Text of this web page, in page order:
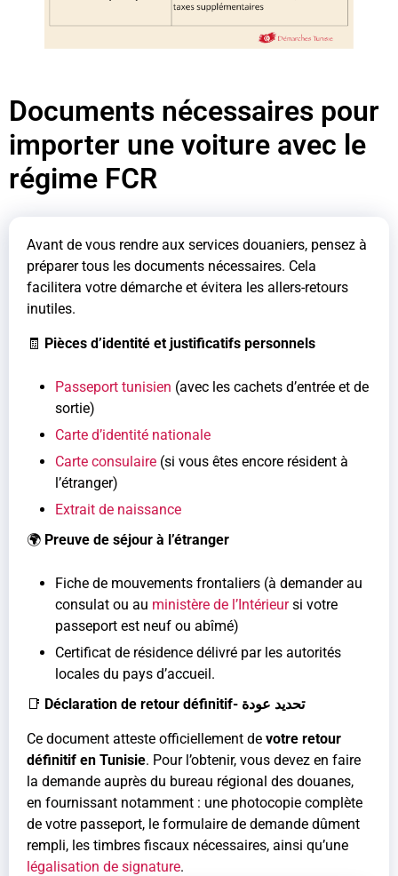
Documents nécessaires pour
importer une voiture avec le
régime FCR
Avant de vous rendre aux services douaniers, pensez à
préparer tous les documents nécessaires. Cela
facilitera votre démarche et évitera les allers-retours
inutiles.
🧾 Pièces d’identité et justificatifs personnels
Passeport tunisien (avec les cachets d’entrée et de
sortie)
Carte d’identité nationale
Carte consulaire (si vous êtes encore résident à
l’étranger)
Extrait de naissance
🌍 Preuve de séjour à l’étranger
Fiche de mouvements frontaliers (à demander au
consulat ou au ministère de l’Intérieursi votre
passeport est neuf ou abîmé)
Certificat de résidence délivré par les autorités
locales du pays d’accueil.
📑
Déclaration de retour définitif- تحديد عودة
Ce document atteste officiellement de votre retour
définitif en Tunisie. Pour l’obtenir, vous devez en faire
la demande auprès du bureau régional des douanes,
en fournissant notamment : une photocopie complète
de votre passeport, le formulaire de demande dûment
rempli, les timbres fiscaux nécessaires, ainsi qu’une
légalisation de signature.